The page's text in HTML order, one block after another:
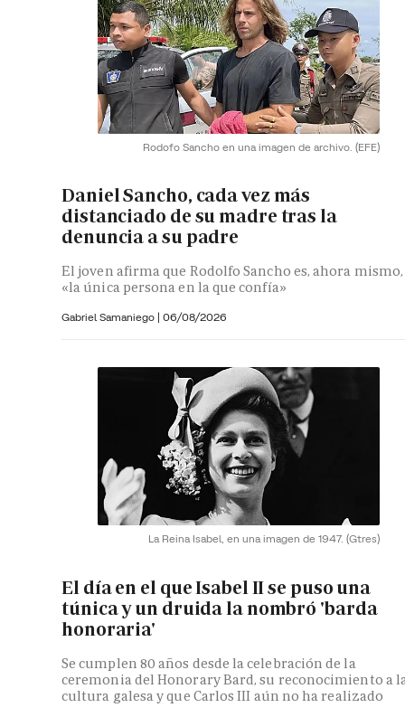
Rodofo Sancho en una imagen de archivo. (EFE)
Daniel Sancho, cada vez más
distanciado de su madre tras la
denuncia a su padre
El joven afirma que Rodolfo Sancho es, ahora mismo,
«la única persona en la que confía»
Gabriel Samaniego | 06/08/2026
La Reina Isabel, en una imagen de 1947. (Gtres)
El día en el que Isabel II se puso una
túnica y un druida la nombró 'barda
honoraria'
Se cumplen 80 años desde la celebración de la
ceremonia del Honorary Bard, su reconocimiento a
cultura galesa y que Carlos III aún no ha realizado